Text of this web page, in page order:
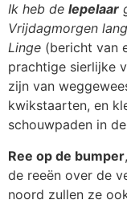
Ik heb de lepelaar
Vrijdagmorgen
Linge (bericht van
prachtige sierlijke
zijn van
kwikstaarten, en
schouwpaden in
Ree op de bumper
de reeën over de
noord zullen ze